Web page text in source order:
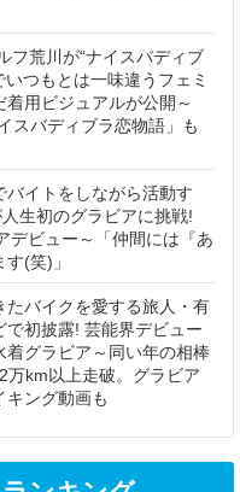
フ荒川が“ナイスバディブ
つもとは一味違うフェミ
用ビジュアルが公開～
スバディブラ恋物語」も
イトをしながら活動す
生初のグラビアに挑戦!
デビュー～「仲間には『あ
(笑)」
たバイクを愛する旅人・有
初披露! 芸能界デビュー
グラビア～同い年の相棒
万km以上走破。グラビア
キング動画も